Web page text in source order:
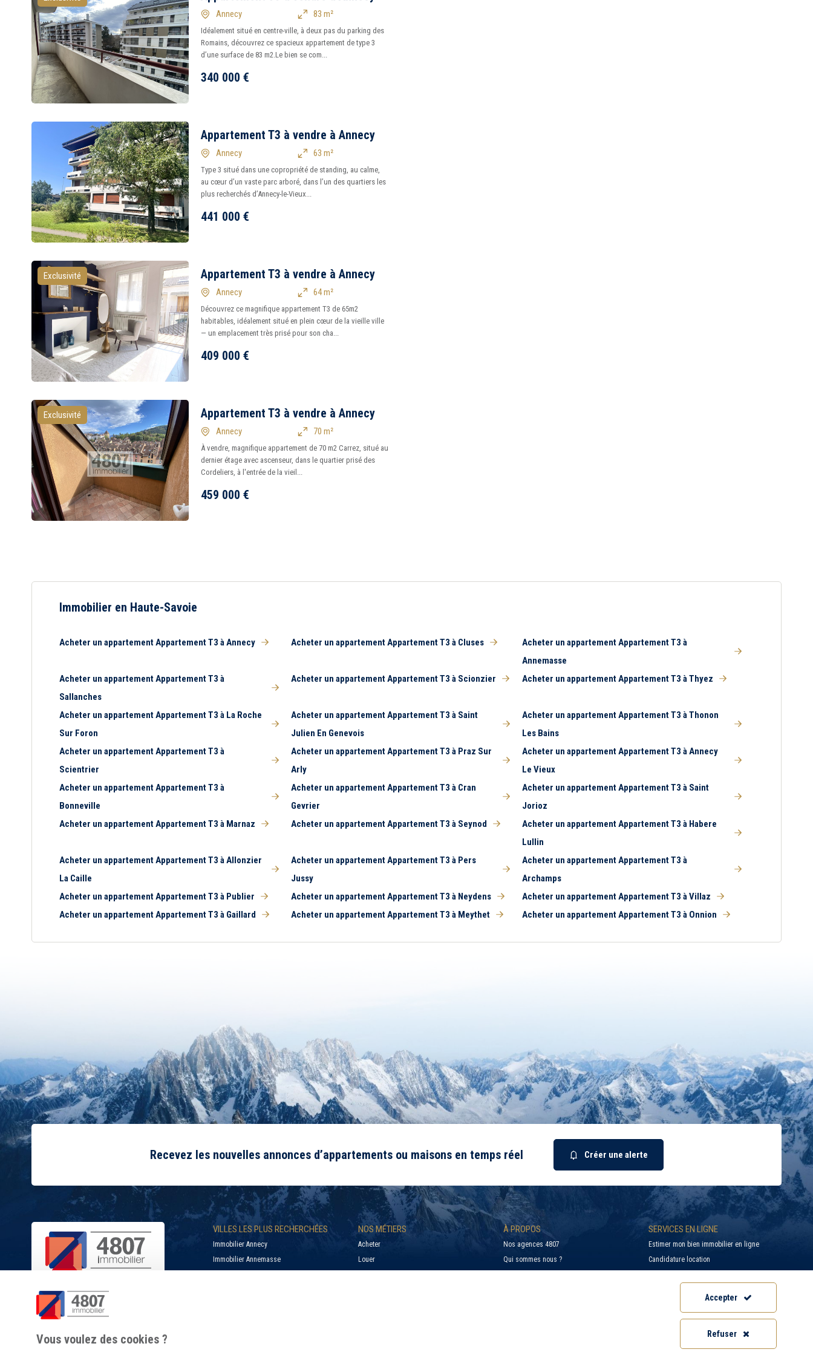
Annecy 83 m²
Idéalement situé en centre-ville, à deux pas du parking des
Romains, découvrez ce spacieux appartement de type 3
d’une surface de 83 m2.Le bien se com...
340 000 €
Appartement T3 à vendre à Annecy
Annecy 63 m²
Type 3 situé dans une copropriété de standing, au calme,
au cœur d’un vaste parc arboré, dans l’un des quartiers les
plus recherchés d’Annecy-le-Vieux...
441 000 €
Exclusivité Appartement T3 à vendre à Annecy
Annecy 64 m²
Découvrez ce magnifique appartement T3 de 65m2
habitables, idéalement situé en plein cœur de la vieille ville
— un emplacement très prisé pour son cha...
409 000 €
Exclusivité Appartement T3 à vendre à Annecy
Annecy 70 m²
À vendre, magnifique appartement de 70 m2 Carrez, situé au
dernier étage avec ascenseur, dans le quartier prisé des
Cordeliers, à l'entrée de la vieil...
459 000 €
Immobilier en Haute-Savoie
Acheter un appartement Appartement T3 à Annecy Acheter un appartement Appartement T3 à Cluses
Acheter un appartement Appartement T3 à
Annemasse
Acheter un appartement Appartement T3 à
Sallanches
Acheter un appartement Appartement T3 à Scionzier Acheter un appartement Appartement T3 à Thyez
Acheter un appartement Appartement T3 à La Roche
Sur Foron
Acheter un appartement Appartement T3 à Saint
Julien En Genevois
Acheter un appartement Appartement T3 à Thonon
Les Bains
Acheter un appartement Appartement T3 à
Scientrier
Acheter un appartement Appartement T3 à Praz Sur
Arly
Acheter un appartement Appartement T3 à Annecy
Le Vieux
Acheter un appartement Appartement T3 à
Bonneville
Acheter un appartement Appartement T3 à Cran
Gevrier
Acheter un appartement Appartement T3 à Saint
Jorioz
Acheter un appartement Appartement T3 à Marnaz
Acheter un appartement Appartement T3 à Seynod
Acheter un appartement Appartement T3 à Habere
Lullin
Acheter un appartement Appartement T3 à Allonzier
La Caille
Acheter un appartement Appartement T3 à Pers
Jussy
Acheter un appartement Appartement T3 à
Archamps
Acheter un appartement Appartement T3 à Publier
Acheter un appartement Appartement T3 à Neydens
Acheter un appartement Appartement T3 à Villaz
Acheter un appartement Appartement T3 à Gaillard
Acheter un appartement Appartement T3 à Meythet Acheter un appartement Appartement T3 à Onnion
Recevez les nouvelles annonces d’appartements ou maisons en temps réel Créer une alerte
SUIVEZ-NOUS
VILLES LES PLUS RECHERCHÉES
Immobilier Annecy
Immobilier Annemasse
NOS MÉTIERS
Acheter
Louer
À PROPOS
Nos agences 4807
Qui sommes nous ?
SERVICES EN LIGNE
Estimer mon bien immobilier en ligne
Candidature location
Accès Extranet
Informations Géorisques
Vous voulez des cookies ?
Accepter
Refuser